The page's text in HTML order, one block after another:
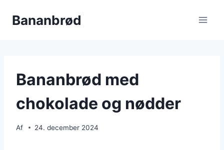
Bananbrød
Bananbrød med
chokolade og nødder
Af 24. december 2024